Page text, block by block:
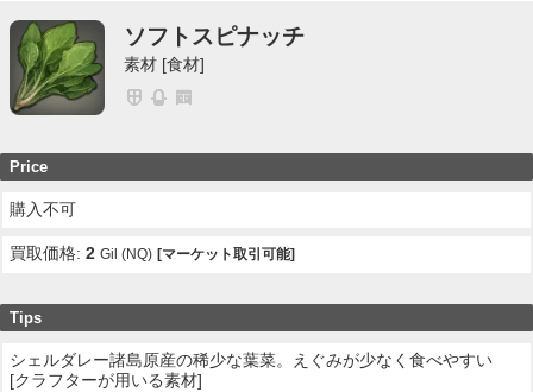
ソフトスピナッチ
素材 [食材]
Price
購入不可
買取価格:2 Gil (NQ) [マーケット取引可能]
Tips
シェルダレー諸島原産の稀少な葉菜。えぐみが少なく食べやすい
[クラフターが用いる素材]